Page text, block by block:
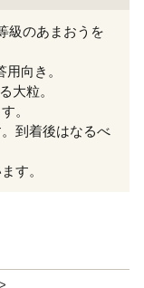
級のあまおうを
向き。
大粒。
。
到着後はなるべ
す。